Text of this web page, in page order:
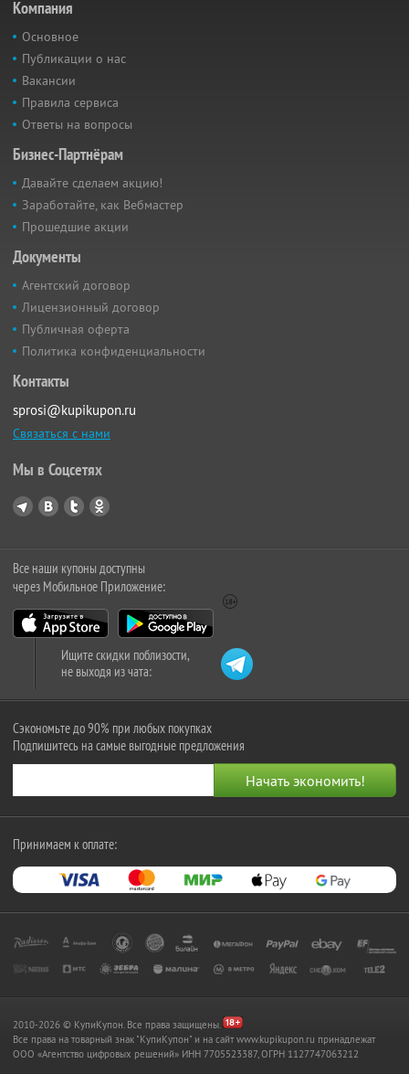
Компания
Основное
Публикации о нас
Вакансии
Правила сервиса
Ответы на вопросы
Бизнес-Партнёрам
Давайте сделаем акцию!
Заработайте, как Вебмастер
Прошедшие акции
Документы
Агентский договор
Лицензионный договор
Публичная оферта
Политика конфиденциальности
Контакты
sprosi@kupikupon.ru
Связаться с нами
Мы в Соцсетях
Все наши купоны доступны
через Мобильное Приложение:
Ищите скидки поблизости,
не выходя из чата:
Сэкономьте до 90% при любых покупках
Подпишитесь на самые выгодные предложения
Принимаем к оплате:
2010-2026 © КупиКупон. Все права защищены.
Все права на товарный знак "КупиКупон" и на сайт www.kupikupon.ru принадлежат
OOO «Агентство цифровых решений» ИНН 7705523387, ОГРН 1127747063212